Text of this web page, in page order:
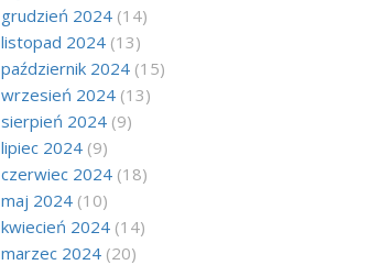
grudzień 2024(14)
listopad 2024(13)
październik 2024(15)
wrzesień 2024(13)
sierpień 2024(9)
lipiec 2024(9)
czerwiec 2024(18)
maj 2024(10)
kwiecień 2024(14)
marzec 2024(20)